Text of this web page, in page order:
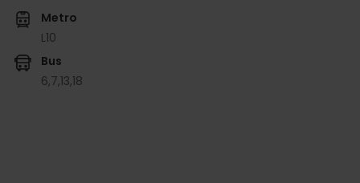
Metro
L10
Bus
6,7,13,18